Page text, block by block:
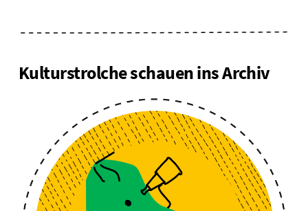
Kulturstrolche schauen ins Archiv